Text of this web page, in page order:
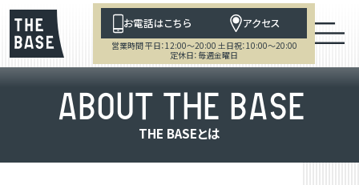
お電話はこちら アクセス
営業時間 平日：12:00～20:00 土日祝：10:00～20:00
定休日：毎週金曜日
ABOUT THE BASE
THE BASEとは